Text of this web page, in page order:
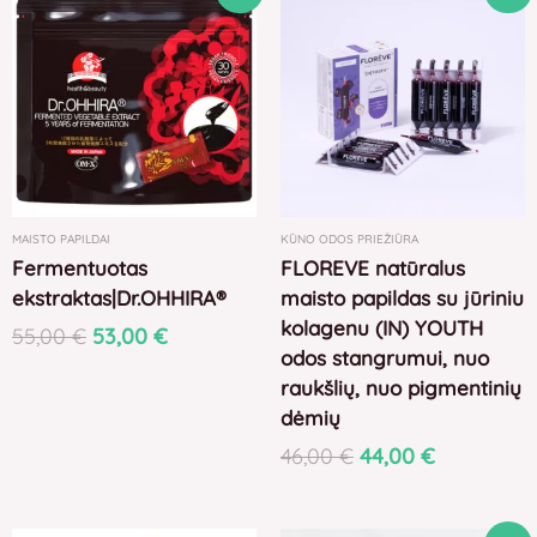
MAISTO PAPILDAI
Fermentuotas
ekstraktas|Dr.OHHIRA®
55,00€
price
was:
55,00 €.
53,00 €
price
is:
53,00 €.
KŪNO ODOS PRIEŽIŪRA
FLOREVE natūralus
maisto papildas su jūriniu
kolagenu (IN) YOUTH
odos stangrumui, nuo
raukšlių, nuo pigmentinių
dėmių
46,00€
was:
46,00 €.
44,00 €
44,00 €.